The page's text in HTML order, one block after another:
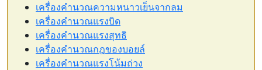
เครื่องคำนวณความหนาวเย็นจากลม
เครื่องคำนวณแรงบิด
เครื่องคำนวณแรงสุทธิ
เครื่องคำนวณกฎของบอยล์
เครื่องคำนวณแรงโน้มถ่วง